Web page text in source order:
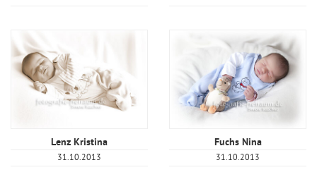
Lenz Kristina
31.10.2013
Fuchs Nina
31.10.2013